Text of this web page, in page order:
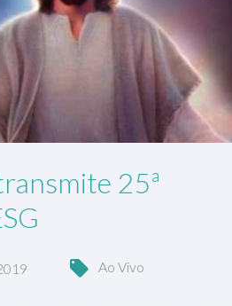
25ª
Ao Vivo